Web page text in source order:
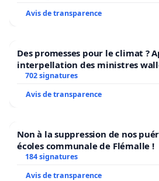
Avis de transparence
Des promesses pour le climat ?
interpellation des ministres
l’environnement.
702 signatures
Avis de transparence
Non à la suppression de nos
écoles communale de Flémalle !
184 signatures
Avis de transparence